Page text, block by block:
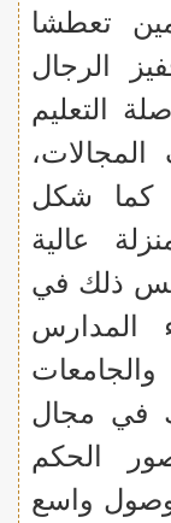
تعطشا
الرجال
التعليم
كما شكل
عالية
ذلك في
المدارس
والجامعات
في مجال
الحكم
واسع